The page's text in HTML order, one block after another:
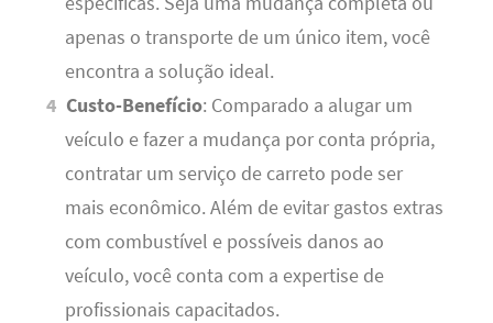
apenas o transporte de um único item, você
encontra a solução ideal.
Custo-Benefício: Comparado a alugar um
veículo e fazer a mudança por conta própria,
contratar um serviço de carreto pode ser
mais econômico. Além de evitar gastos extras
com combustível e possíveis danos ao
veículo, você conta com a expertise de
profissionais capacitados.